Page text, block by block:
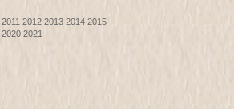
2011 2012 2013 2014 2015
2020 2021